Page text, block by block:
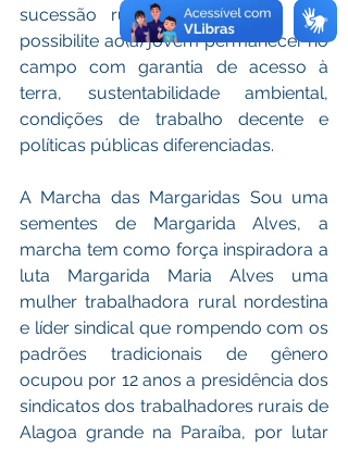
sucessão rural de qualidade, que
possibilite ao(à) jovem permanecer no
campo com garantia de acesso à
terra, sustentabilidade ambiental,
condições de trabalho decente e
políticas públicas diferenciadas.
A Marcha das Margaridas Sou uma
sementes de Margarida Alves, a
marcha tem como força inspiradora a
luta Margarida Maria Alves uma
mulher trabalhadora rural nordestina
e líder sindical que rompendo com os
padrões tradicionais de gênero
ocupou por 12 anos a presidência dos
sindicatos dos trabalhadores rurais de
Alagoa grande na Paraíba, por lutar